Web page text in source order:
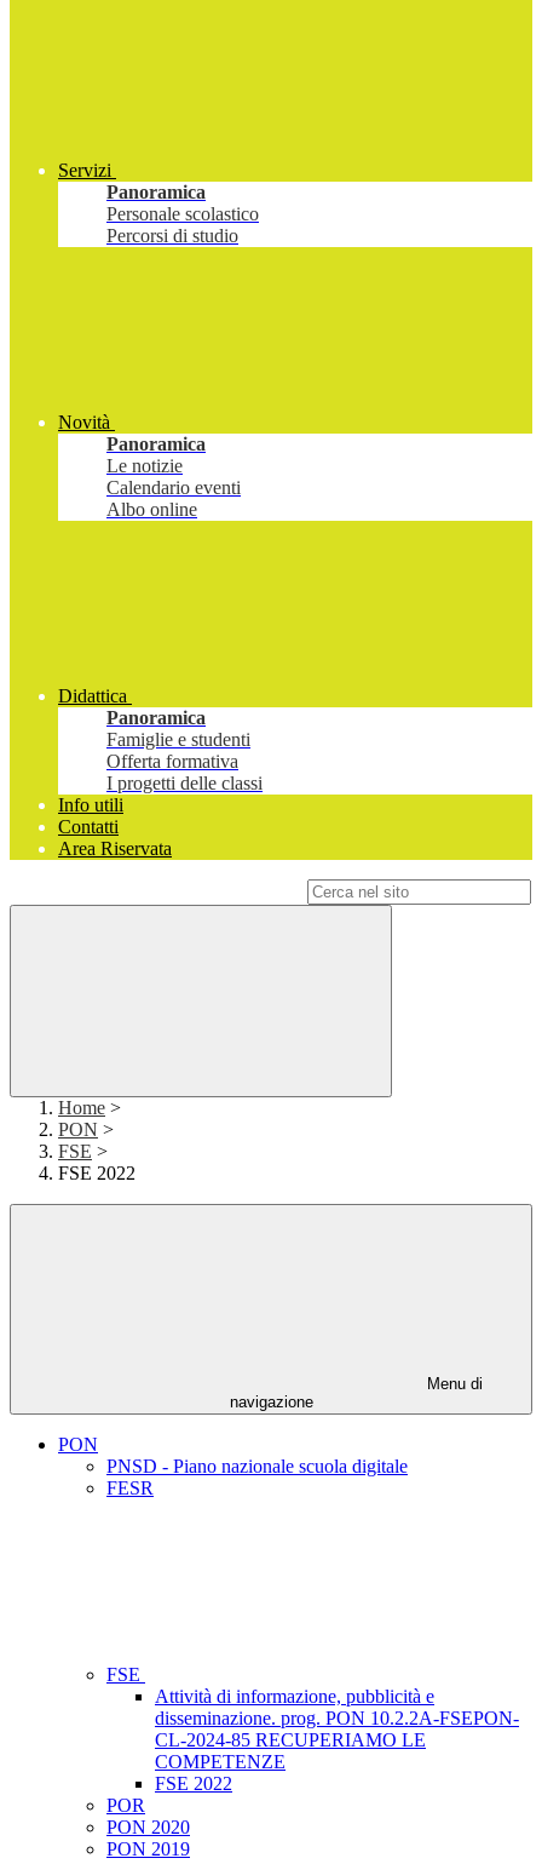
Servizi
Panoramica
Personale scolastico
Percorsi di studio
Novità
Panoramica
Le notizie
Calendario eventi
Albo online
Didattica
Panoramica
Famiglie e studenti
Offerta formativa
I progetti delle classi
Info utili
Contatti
Area Riservata
Home >
PON >
FSE >
FSE 2022
Menu di
navigazione
PON
PNSD - Piano nazionale scuola digitale
FESR
FSE
Attività di informazione, pubblicità e
disseminazione. prog. PON 10.2.2A-FSEPON-
CL-2024-85 RECUPERIAMO LE
COMPETENZE
FSE 2022
POR
PON 2020
PON 2019